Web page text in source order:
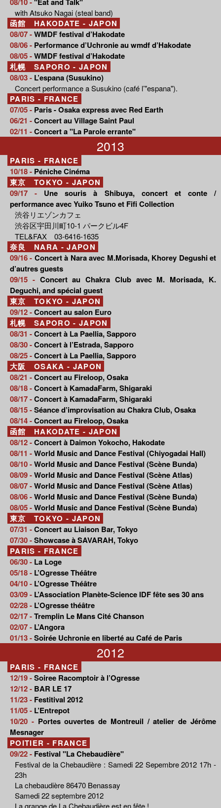
with Atsuko Nagai (steal band)
函館 HAKODATE - JAPON
08/07 -WMDF festival d’Hakodate
08/06 - Performance d’Uchronie au wmdf d’Hakodate
08/05 -WMDF festival d’Hakodate
札幌 SAPORO - JAPON
08/03 - L’espana (Susukino)
Concert performance a Susukino (café l’"espana").
PARIS - FRANCE
07/05 - Paris - Osaka express avec Red Earth
06/21 -Concert au Village Saint Paul
02/11 -Concert a "La Parole errante"
2013
PARIS - FRANCE
10/18 - Péniche Cinéma
東京 TOKYO - JAPON
09/17 - Une souris à Shibuya, concert et conte /
performance avec Yuiko Tsuno et Fifi Collection
渋谷リエゾンカフェ
渋谷区宇田川町10-1 パークビル4F
TEL&FAX 03-6416-1635
奈良 NARA - JAPON
09/16 - Concert à Nara avec M.Morisada, Khorey Degushi et
d’autres guests
09/15 - Concert au Chakra Club avec M. Morisada, K.
Deguchi, and spécial guest
東京 TOKYO - JAPON
09/12 -Concert au salon Euro
札幌 SAPORO - JAPON
08/31 -Concert à La Paellia, Sapporo
08/30 -Concert à l’Estrada, Sapporo
08/25 -Concert à La Paellia, Sapporo
大阪 OSAKA - JAPON
08/21 -Concert au Fireloop, Osaka
08/18 -Concert à KamadaFarm, Shigaraki
08/17 -Concert à KamadaFarm, Shigaraki
08/15 -Séance d’improvisation au Chakra Club, Osaka
08/14 -Concert au Fireloop, Osaka
函館 HAKODATE - JAPON
08/12 -Concert à Daimon Yokocho, Hakodate
08/11 -World Music and Dance Festival (Chiyogadai Hall)
08/10 -World Music and Dance Festival (Scène Bunda)
08/09 -World Music and Dance Festival (Scène Atlas)
08/07 -World Music and Dance Festival (Scène Atlas)
08/06 -World Music and Dance Festival (Scène Bunda)
08/05 -World Music and Dance Festival (Scène Bunda)
東京 TOKYO - JAPON
07/31 -Concert au Liaison Bar, Tokyo
07/30 -Showcase à SAVARAH, Tokyo
PARIS - FRANCE
06/30 - La Loge
05/18 - L’Ogresse Théâtre
04/10 - L’Ogresse Théâtre
03/09 - L’Association Planète-Science IDF fête ses 30 ans
02/28 - L’Ogresse théâtre
02/17 -Tremplin Le Mans Cité Chanson
02/07 - L’Angora
01/13 -Soirée Uchronie en liberté au Café de Paris
2012
PARIS - FRANCE
12/19 -Soiree Racomptoir à l’Ogresse
12/12 - BAR LE 17
11/23 - Festitival 2012
11/05 - L’Entrepot
10/20 - Portes ouvertes de Montreuil / atelier de Jérôme
Mesnager
POITIER - FRANCE
09/22 - Festival "La Chebaudière"
Festival de la Chebaudière : Samedi 22 Sepembre 2012 17h -
23h
La chebaudière 86470 Benassay
Samedi 22 septembre 2012
La grange de La Chebaudière est en fête !